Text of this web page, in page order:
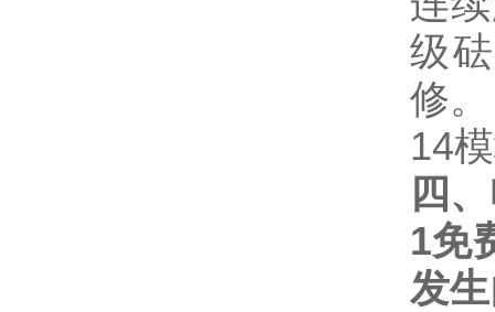
级
修。
14
四
1免
发